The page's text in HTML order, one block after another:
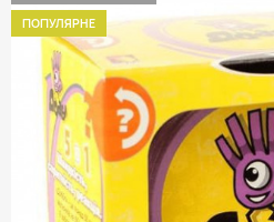
ПОПУЛЯРНЕ